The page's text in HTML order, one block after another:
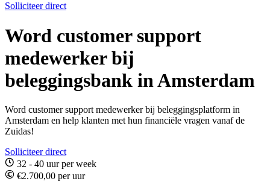
Solliciteer direct
Word customer support
medewerker bij
beleggingsbank in Amsterdam
Word customer support medewerker bij beleggingsplatform in
Amsterdam en help klanten met hun financiële vragen vanaf de
Zuidas!
Solliciteer direct
32 - 40 uur per week
€2.700,00 per uur